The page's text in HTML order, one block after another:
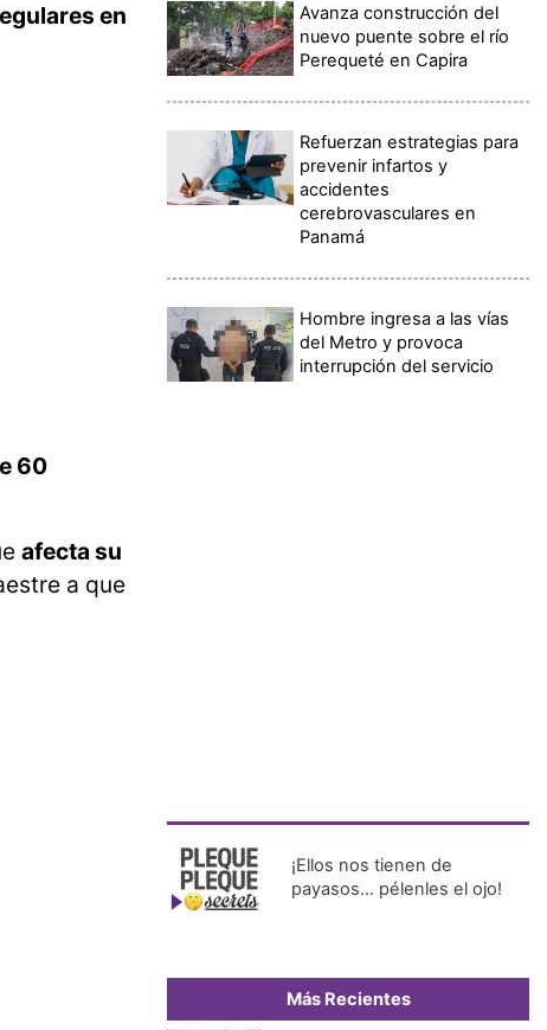
en
60
afecta su
a que
Avanza construcción del
nuevo puente sobre el río
Perequeté en Capira
Refuerzan estrategias para
prevenir infartos y
accidentes
cerebrovasculares en
Panamá
Hombre ingresa a las vías
del Metro y provoca
interrupción del servicio
¡Ellos nos tienen de
payasos… pélenles el ojo!
Más Recientes